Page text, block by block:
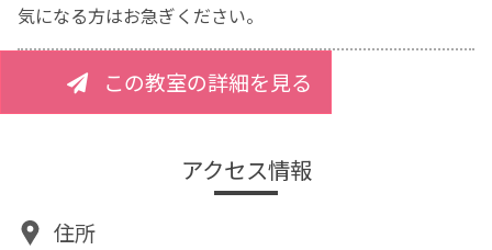
気になる方はお急ぎください。
この教室の詳細を見る
アクセス情報
住所